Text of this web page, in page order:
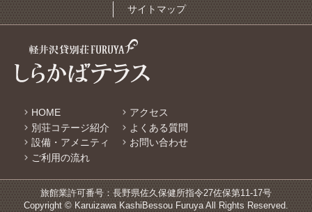
サイトマップ
HOME
別荘コテージ紹介
設備・アメニティ
ご利用の流れ
アクセス
よくある質問
お問い合わせ
旅館業許可番号：長野県佐久保健所指令27佐保第11-17号
Copyright © Karuizawa KashiBessou Furuya All Rights Reserved.